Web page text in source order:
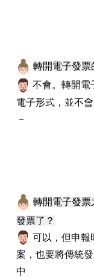
轉開電子發票
不會。轉開電
電子形式，並不會
－
轉開電子發票
發票了？
可以，但申報
案，也要將傳統
中